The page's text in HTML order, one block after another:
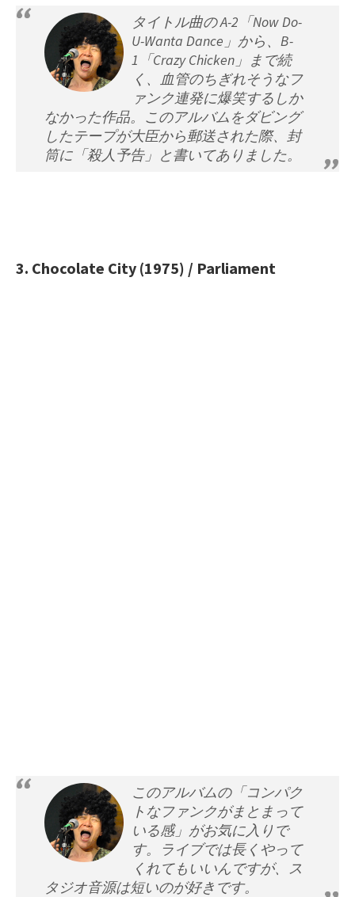
タイトル曲の A-2「Now Do-
U-Wanta Dance」から、B-
1「Crazy Chicken」まで続
く、血管のちぎれそうなフ
ァンク連発に爆笑するしか
なかった作品。このアルバムをダビング
したテープが大臣から郵送された際、封
筒に「殺人予告」と書いてありました。
3. Chocolate City (1975) / Parliament
このアルバムの「コンパク
トなファンクがまとまって
いる感」がお気に入りで
す。ライブでは長くやって
くれてもいいんですが、ス
タジオ音源は短いのが好きです。